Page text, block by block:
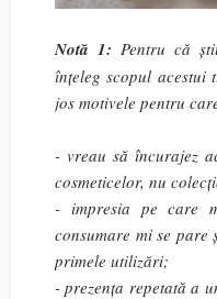
Notă 1: Pentru că
înțeleg scopul acestui
jos motivele pentru
- vreau să încurajez
cosmeticelor, nu
- impresia pe care
consumare mi se
primele utilizări;
- prezența repetată a